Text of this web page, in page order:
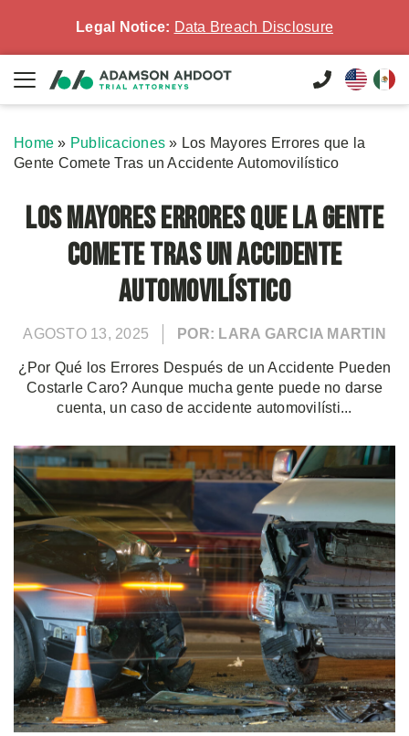
Legal Notice: Data Breach Disclosure
Home » Publicaciones » Los Mayores Errores que la
Gente Comete Tras un Accidente Automovilístico
Los Mayores Errores que la Gente
Comete Tras un Accidente
Automovilístico
AGOSTO 13, 2025 POR: LARA GARCIA MARTIN
¿Por Qué los Errores Después de un Accidente Pueden
Costarle Caro? Aunque mucha gente puede no darse
cuenta, un caso de accidente automovilísti...